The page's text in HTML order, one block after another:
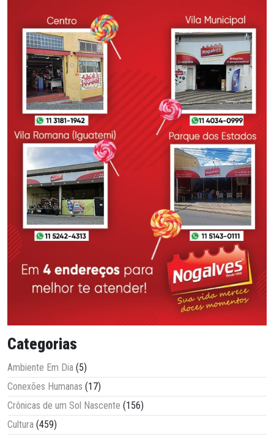
Categorias
Ambiente Em Dia (5)
Conexões Humanas (17)
Crônicas de um Sol Nascente (156)
Cultura (459)